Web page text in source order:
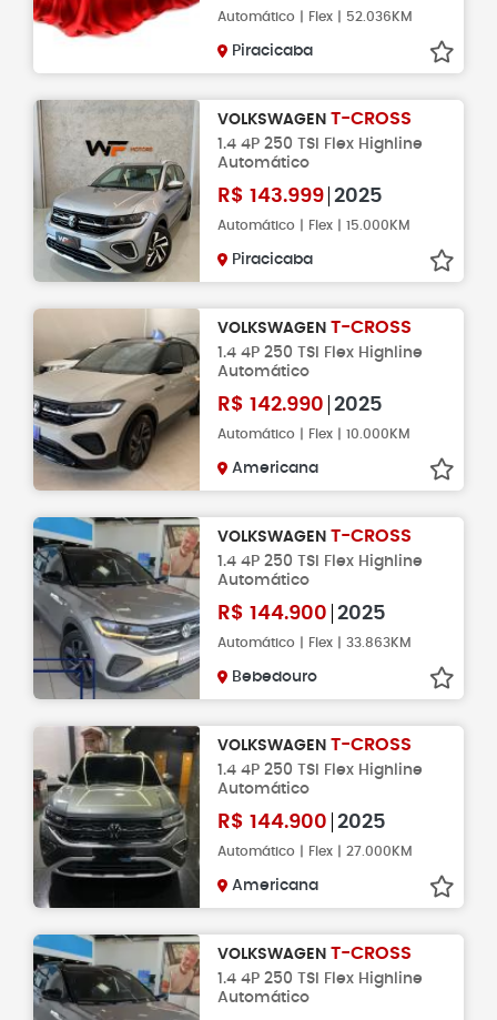
Automático | Flex | 52.036KM
Piracicaba
VOLKSWAGEN T-CROSS
1.4 4P 250 TSI Flex Highline
Automático
R$ 143.999 2025
Automático | Flex | 15.000KM
Piracicaba
VOLKSWAGEN T-CROSS
1.4 4P 250 TSI Flex Highline
Automático
R$ 142.990 2025
Automático | Flex | 10.000KM
Americana
VOLKSWAGEN T-CROSS
1.4 4P 250 TSI Flex Highline
Automático
R$ 144.900 2025
Automático | Flex | 33.863KM
Bebedouro
VOLKSWAGEN T-CROSS
1.4 4P 250 TSI Flex Highline
Automático
R$ 144.900 2025
Automático | Flex | 27.000KM
Americana
VOLKSWAGEN T-CROSS
1.4 4P 250 TSI Flex Highline
Automático